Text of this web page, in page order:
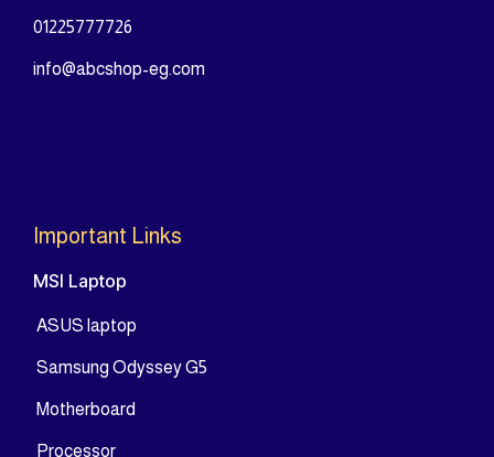
01225777726
info@abcshop-eg.com
Important Links
MSI Laptop
ASUS laptop
Samsung Odyssey G5
Motherboard
Processor